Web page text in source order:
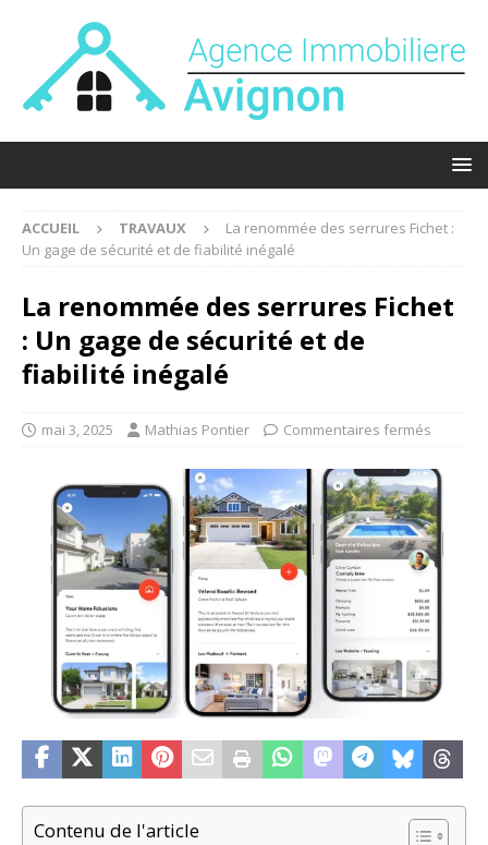
ACCUEIL TRAVAUX
La renommée des serrures Fichet :
Un gage de sécurité et de fiabilité inégalé
La renommée des serrures Fichet
: Un gage de sécurité et de
fiabilité inégalé
mai 3, 2025 Mathias Pontier Commentaires fermés
Contenu de l'article